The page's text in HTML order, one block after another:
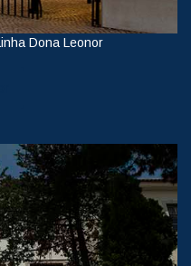
Dona Leonor